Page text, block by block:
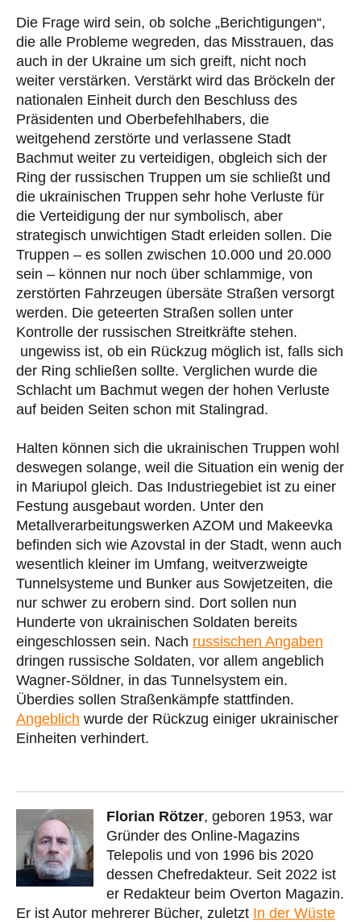
Die Frage wird sein, ob solche „Berichtigungen“,
die alle Probleme wegreden, das Misstrauen, das
auch in der Ukraine um sich greift, nicht noch
weiter verstärken. Verstärkt wird das Bröckeln der
nationalen Einheit durch den Beschluss des
Präsidenten und Oberbefehlhabers, die
weitgehend zerstörte und verlassene Stadt
Bachmut weiter zu verteidigen, obgleich sich der
Ring der russischen Truppen um sie schließt und
die ukrainischen Truppen sehr hohe Verluste für
die Verteidigung der nur symbolisch, aber
strategisch unwichtigen Stadt erleiden sollen. Die
Truppen – es sollen zwischen 10.000 und 20.000
sein – können nur noch über schlammige, von
zerstörten Fahrzeugen übersäte Straßen versorgt
werden. Die geteerten Straßen sollen unter
Kontrolle der russischen Streitkräfte stehen.
ungewiss ist, ob ein Rückzug möglich ist, falls sich
der Ring schließen sollte. Verglichen wurde die
Schlacht um Bachmut wegen der hohen Verluste
auf beiden Seiten schon mit Stalingrad.
Halten können sich die ukrainischen Truppen wohl
deswegen solange, weil die Situation ein wenig der
in Mariupol gleich. Das Industriegebiet ist zu einer
Festung ausgebaut worden. Unter den
Metallverarbeitungswerken AZOM und Makeevka
befinden sich wie Azovstal in der Stadt, wenn auch
wesentlich kleiner im Umfang, weitverzweigte
Tunnelsysteme und Bunker aus Sowjetzeiten, die
nur schwer zu erobern sind. Dort sollen nun
Hunderte von ukrainischen Soldaten bereits
eingeschlossen sein. Nach russischen Angaben
dringen russische Soldaten, vor allem angeblich
Wagner-Söldner, in das Tunnelsystem ein.
Überdies sollen Straßenkämpfe stattfinden.
Angeblich wurde der Rückzug einiger ukrainischer
Einheiten verhindert.
Florian Rötzer, geboren 1953, war
Gründer des Online-Magazins
Telepolis und von 1996 bis 2020
dessen Chefredakteur. Seit 2022 ist
er Redakteur beim Overton Magazin.
Er ist Autor mehrerer Bücher, zuletzt In der Wüste